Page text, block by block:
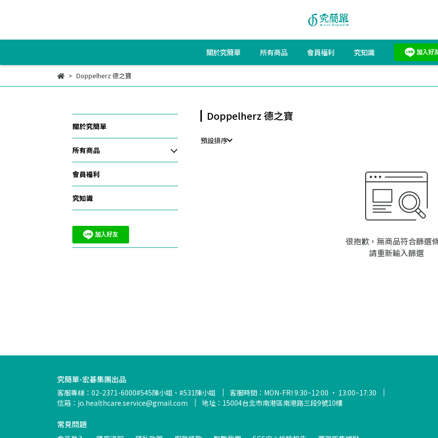
關於究簡單 所有商品 會員福利 究知識
Doppelherz 德之寶
關於究簡單
所有商品
會員福利
究知識
Doppelherz 德之寶
預設排序
很抱歉，無商品符合篩選
請重新輸入篩選
究簡單-宏碁集團出品
客服專線：02-2371-6000#545陳小姐、#531陳小姐
客服時間：MON-FRI 9:30~12:00 · 13:00~17:30
信箱：jo.healthcare.service@gmail.com
地址：15004台北市南港區南港路三段9號10樓
常見問題